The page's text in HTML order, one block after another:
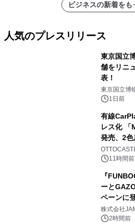
ビジネスの新着をも
人気のプレスリリース
東京国立
舗をリニ
表！
東京国立博
1日前
有線
レス化
発売、2色
OTTOCAST
11時間前
『
ーと
ペーンに
GR 4車種
メニュー
株式会社
2時間前